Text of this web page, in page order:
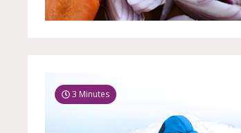
3 Minutes